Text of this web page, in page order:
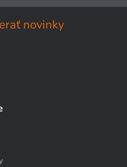
novinky